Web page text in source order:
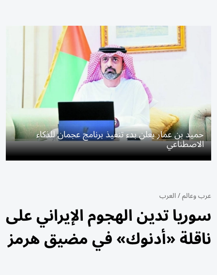
حميد بن عمار يعلن بدء تنفيذ برنامج عجمان للذكاء
الاصطناعي
عرب وعالم/العرب
سوريا تدين الهجوم الإيراني على
ناقلة «أدنوك» في مضيق هرمز